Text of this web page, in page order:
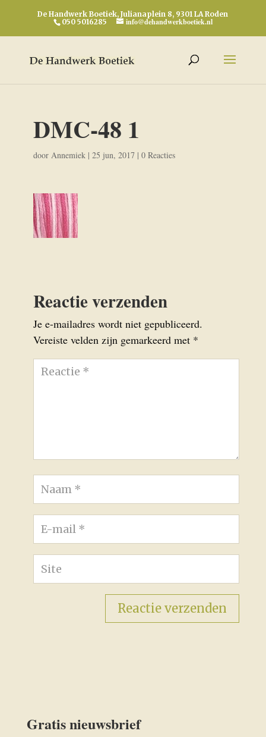
De Handwerk Boetiek, Julianaplein 8, 9301 LA Roden
050 5016285
info@dehandwerkboetiek.nl
DMC-48 1
door Annemiek| 25 jun, 2017| 0 Reacties
Reactie verzenden
Je e-mailadres wordt niet gepubliceerd.
Vereiste velden zijn gemarkeerd met *
Gratis nieuwsbrief